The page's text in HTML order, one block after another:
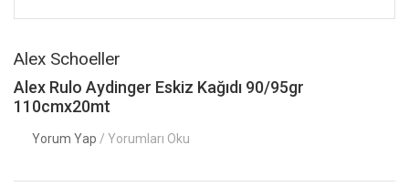
Alex Schoeller
Alex Rulo Aydinger Eskiz Kağıdı 90/95gr
110cmx20mt
Yorum Yap / Yorumları Oku